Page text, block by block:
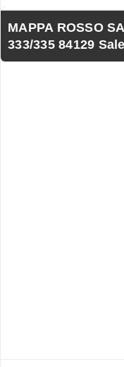
MAPPA ROSSO
333/335 84129